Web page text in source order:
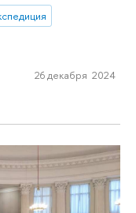
26 декабря 2024